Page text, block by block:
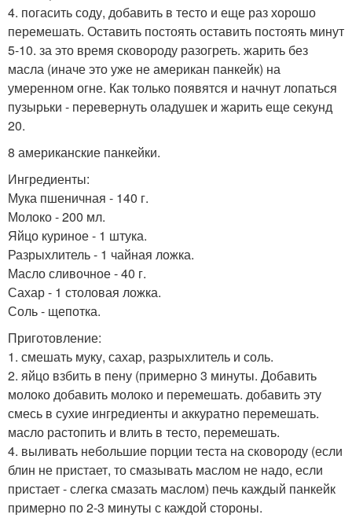
4. погасить соду, добавить в тесто и еще раз хорошо
перемешать. Оставить постоять оставить постоять минут
5-10. за это время сковороду разогреть. жарить без
масла (иначе это уже не американ панкейк) на
умеренном огне. Как только появятся и начнут лопаться
пузырьки - перевернуть оладушек и жарить еще секунд
20.
8 американские панкейки.
Ингредиенты:
Мука пшеничная - 140 г.
Молоко - 200 мл.
Яйцо куриное - 1 штука.
Разрыхлитель - 1 чайная ложка.
Масло сливочное - 40 г.
Сахар - 1 столовая ложка.
Соль - щепотка.
Приготовление:
1. смешать муку, сахар, разрыхлитель и соль.
2. яйцо взбить в пену (примерно 3 минуты. Добавить
молоко добавить молоко и перемешать. добавить эту
смесь в сухие ингредиенты и аккуратно перемешать.
масло растопить и влить в тесто, перемешать.
4. выливать небольшие порции теста на сковороду (если
блин не пристает, то смазывать маслом не надо, если
пристает - слегка смазать маслом) печь каждый панкейк
примерно по 2-3 минуты с каждой стороны.